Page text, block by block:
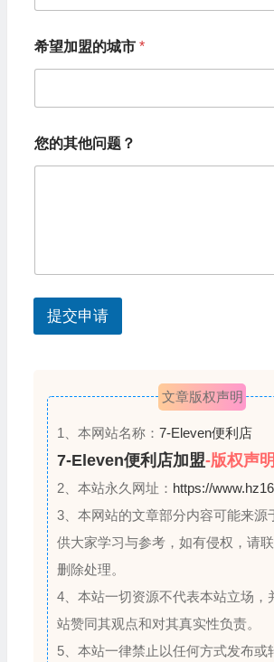
i
e
d
S
e
s
+
希望加盟的城市 *
您的其他问题？
提交申请
文章版权声明
1、本网站名称： 7-Eleven便利店
7-Eleven便利店加盟-版权声明
2、本站永久网址： https://
3、本网站的文章部分内容可能来源
供大家学习与参考，如有侵权，请
删除处理。
4、本站一切资源不代表本站立场，
站赞同其观点和对其真实性负责。
5、本站一律禁止以任何方式发布或